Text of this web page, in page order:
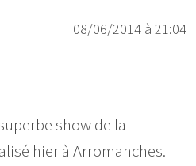
08/06/2014 à 21:04
show de la
hier à Arromanches.